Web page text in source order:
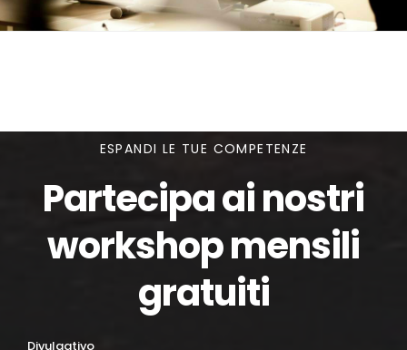
ESPANDI LE TUE COMPETENZE
Partecipa ai nostri
workshop mensili
gratuiti
Divulgativo